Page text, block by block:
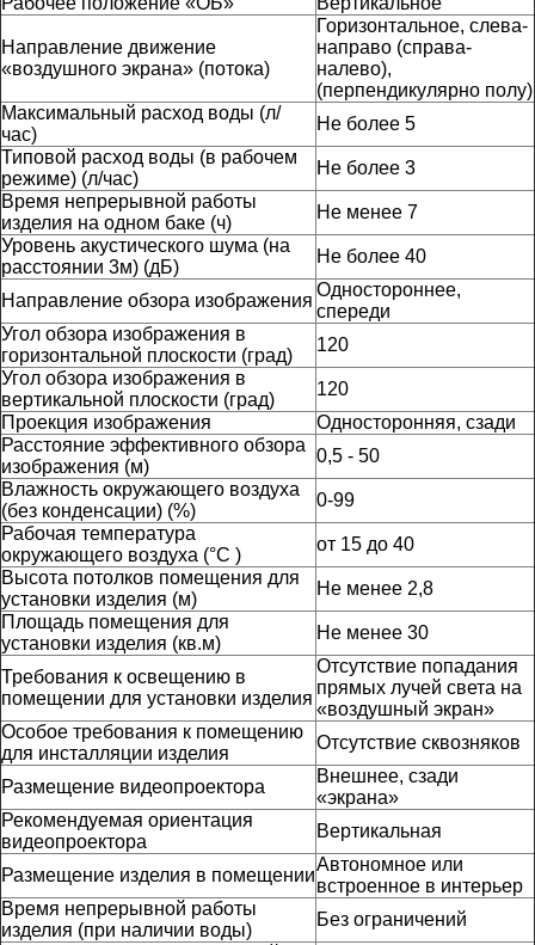
Направление движение
«воздушного экрана» (потока)
Горизонтальное, слева-
направо (справа-
налево),
(перпендикулярно полу)
Максимальный расход воды (л/
час)
Не более 5
Типовой расход воды (в рабочем
режиме) (л/час)
Не более 3
Время непрерывной работы
изделия на одном баке (ч)
Не менее 7
Уровень акустического шума (на
расстоянии 3м) (дБ)
Не более 40
Направление обзора изображения
Одностороннее,
спереди
Угол обзора изображения в
горизонтальной плоскости (град)
120
Угол обзора изображения в
вертикальной плоскости (град)
120
Проекция изображения
Односторонняя, сзади
Расстояние эффективного обзора
изображения (м)
0,5 - 50
Влажность окружающего воздуха
(без конденсации) (%)
0-99
Рабочая температура
окружающего воздуха (°C )
от 15 до 40
Высота потолков помещения для
установки изделия (м)
Не менее 2,8
Площадь помещения для
установки изделия (кв.м)
Не менее 30
Требования к освещению в
помещении для установки изделия
Отсутствие попадания
прямых лучей света на
«воздушный экран»
Особое требования к помещению
для инсталляции изделия
Отсутствие сквозняков
Размещение видеопроектора
Внешнее, сзади
«экрана»
Рекомендуемая ориентация
видеопроектора
Вертикальная
Размещение изделия в помещении
Автономное или
встроенное в интерьер
Время непрерывной работы
изделия (при наличии воды)
Без ограничений